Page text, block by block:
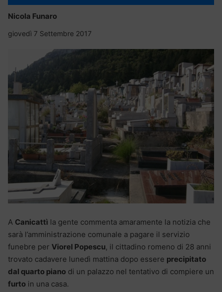
Nicola Funaro
giovedì 7 Settembre 2017
A Canicattì la gente commenta amaramente la notizia che
sarà l’amministrazione comunale a pagare il servizio
funebre per Viorel Popescu, il cittadino romeno di 28 anni
trovato cadavere lunedì mattina dopo essere precipitato
dal quarto piano di un palazzo nel tentativo di compiere un
furto in una casa.